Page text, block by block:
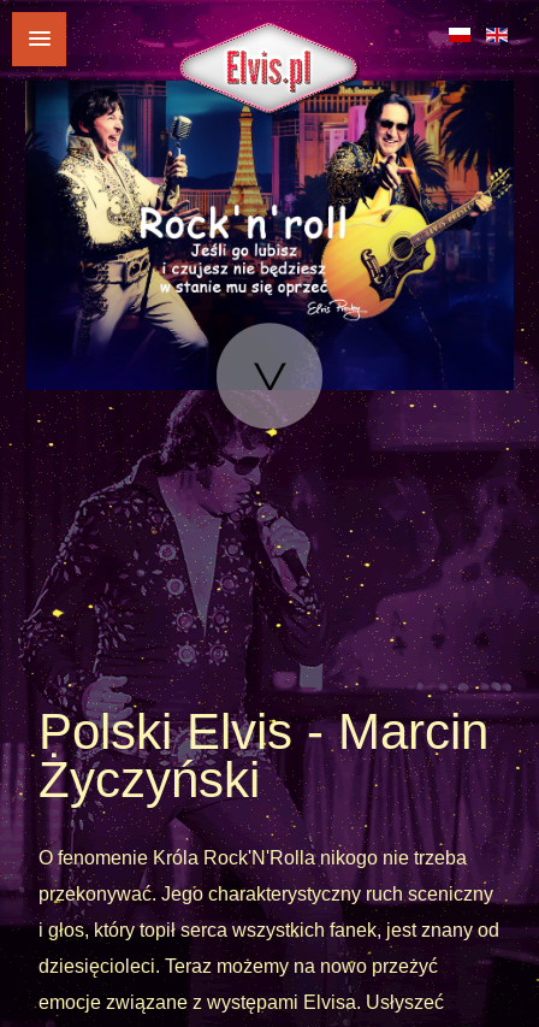
Polski Elvis - Marcin
Życzyński
O fenomenie Króla Rock'N'Rolla nikogo nie trzeba
przekonywać. Jego charakterystyczny ruch sceniczny
i głos, który topił serca wszystkich fanek, jest znany od
dziesięcioleci. Teraz możemy na nowo przeżyć
emocje związane z występami Elvisa. Usłyszeć